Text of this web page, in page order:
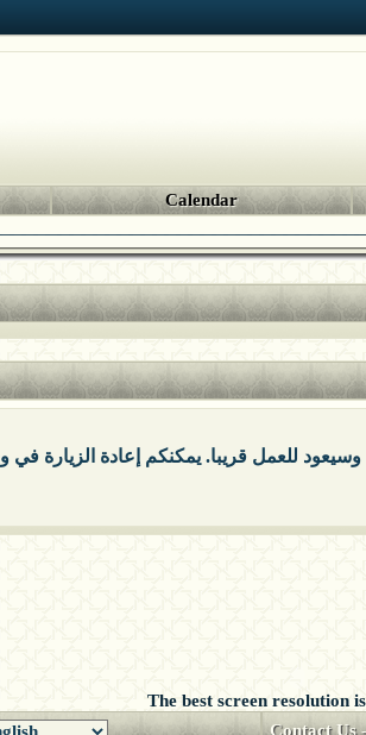
Calendar
وسيعود للعمل قريبا. يمكنكم إعادة الزيارة
The best screen resolution
Contact Us